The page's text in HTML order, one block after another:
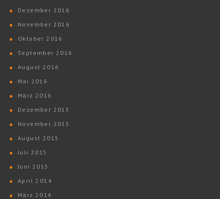
Dezember 2016
November 2016
Oktober 2016
September 2016
August 2016
Mai 2016
März 2016
Dezember 2015
November 2015
August 2015
Juli 2015
Juni 2015
April 2014
März 2014